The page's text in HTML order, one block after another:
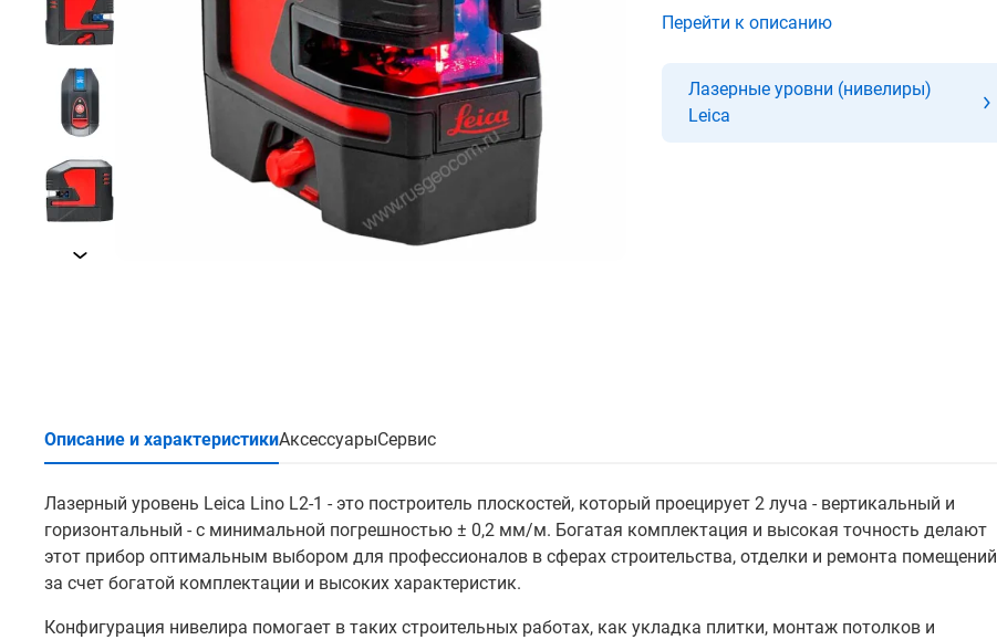
Перейти к описанию
Лазерные уровни (нивелиры)
Leica
Описание и характеристикиАксессуарыСервис
Лазерный уровень Leica Lino L2-1 - это построитель плоскостей, который проецирует 2 луча - вертикальный и
горизонтальный - с минимальной погрешностью ± 0,2 мм/м. Богатая комплектация и высокая точность делают
этот прибор оптимальным выбором для профессионалов в сферах строительства, отделки и ремонта помещений
за счет богатой комплектации и высоких характеристик.
Конфигурация нивелира помогает в таких строительных работах, как укладка плитки, монтаж потолков и